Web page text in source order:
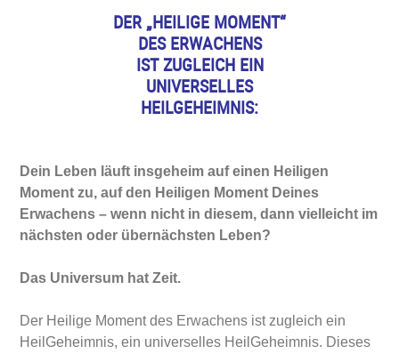
DER „HEILIGE MOMENT“
DES ERWACHENS
IST ZUGLEICH EIN
UNIVERSELLES
HEILGEHEIMNIS:
Dein Leben läuft insgeheim auf einen Heiligen
Moment zu, auf den Heiligen Moment Deines
Erwachens – wenn nicht in diesem, dann vielleicht im
nächsten oder übernächsten Leben?
Das Universum hat Zeit.
Der Heilige Moment des Erwachens ist zugleich ein
HeilGeheimnis, ein universelles HeilGeheimnis. Dieses